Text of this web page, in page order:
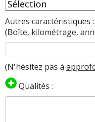
Autres caractéristiques :
(Boîte, kilométrage,
(N'hésitez pas à
Qualités :